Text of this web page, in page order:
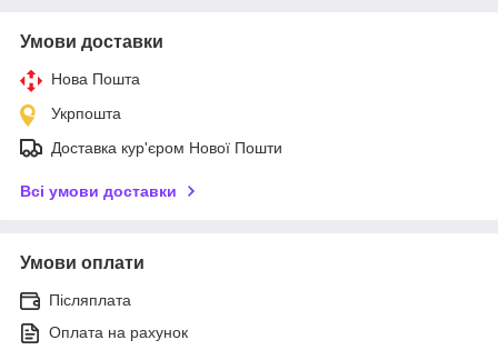
Умови доставки
Нова Пошта
Укрпошта
Доставка кур'єром Нової Пошти
Всі умови доставки
Умови оплати
Післяплата
Оплата на рахунок